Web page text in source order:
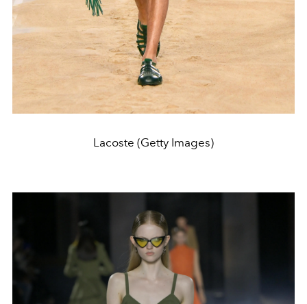
Lacoste (Getty Images)